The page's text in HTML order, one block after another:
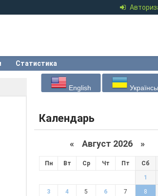
Статистика
English
Календарь
« Август 2026 »
Пн Вт Ср Чт Пт Сб
1
3 4 5 6 7 8